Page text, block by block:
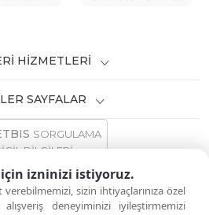
izninizi istiyoruz.
sizin ihtiyaçlarınıza özel
deneyiminizi iyileştirmemizi
HIZMETLERI
SAYFALAR
SORGULAMA
BİLGİLERİ